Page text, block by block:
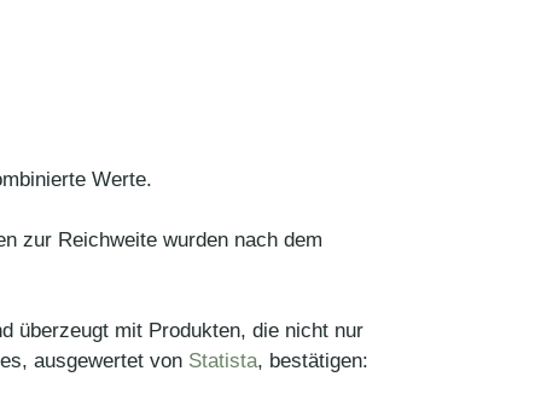
Werte.
zur Reichweite wurden nach dem
überzeugt mit Produkten, die nicht nur
ausgewertet von Statista, bestätigen: